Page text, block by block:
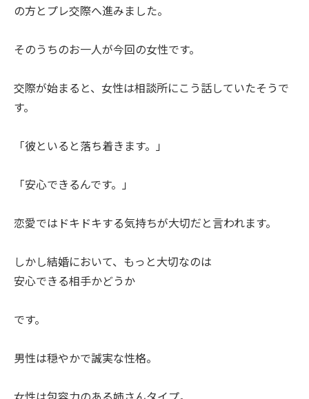
の方とプレ交際へ進みました。
そのうちのお一人が今回の女性です。
交際が始まると、女性は相談所にこう話していたそうで
す。
「彼といると落ち着きます。」
「安心できるんです。」
恋愛ではドキドキする気持ちが大切だと言われます。
しかし結婚において、もっと大切なのは
安心できる相手かどうか
です。
男性は穏やかで誠実な性格。